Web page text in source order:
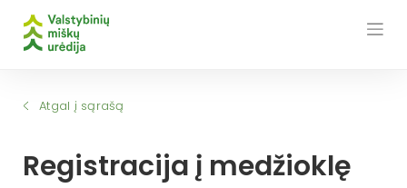
Atgal į sąrašą
Registracija į medžioklę